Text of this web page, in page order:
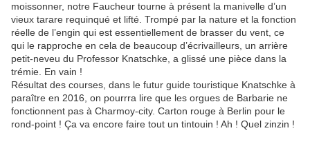
moissonner, notre Faucheur tourne à présent la manivelle d’un
vieux tarare requinqué et lifté. Trompé par la nature et la fonction
réelle de l’engin qui est essentiellement de brasser du vent, ce
qui le rapproche en cela de beaucoup d’écrivailleurs, un arrière
petit-neveu du Professor Knatschke, a glissé une pièce dans la
trémie. En vain !
Résultat des courses, dans le futur guide touristique Knatschke à
paraître en 2016, on pourrra lire que les orgues de Barbarie ne
fonctionnent pas à Charmoy-city. Carton rouge à Berlin pour le
rond-point ! Ça va encore faire tout un tintouin ! Ah ! Quel zinzin !